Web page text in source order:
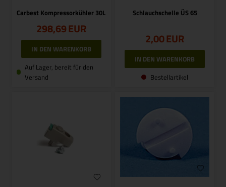
Carbest Kompressorkühler 30L
298,69EUR
Auf Lager, bereit für den
Versand
Schlauchschelle ÜS 65
2,00EUR
Bestellartikel